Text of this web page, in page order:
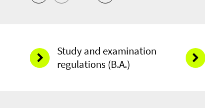
Study and examination
regulations (B.A.)